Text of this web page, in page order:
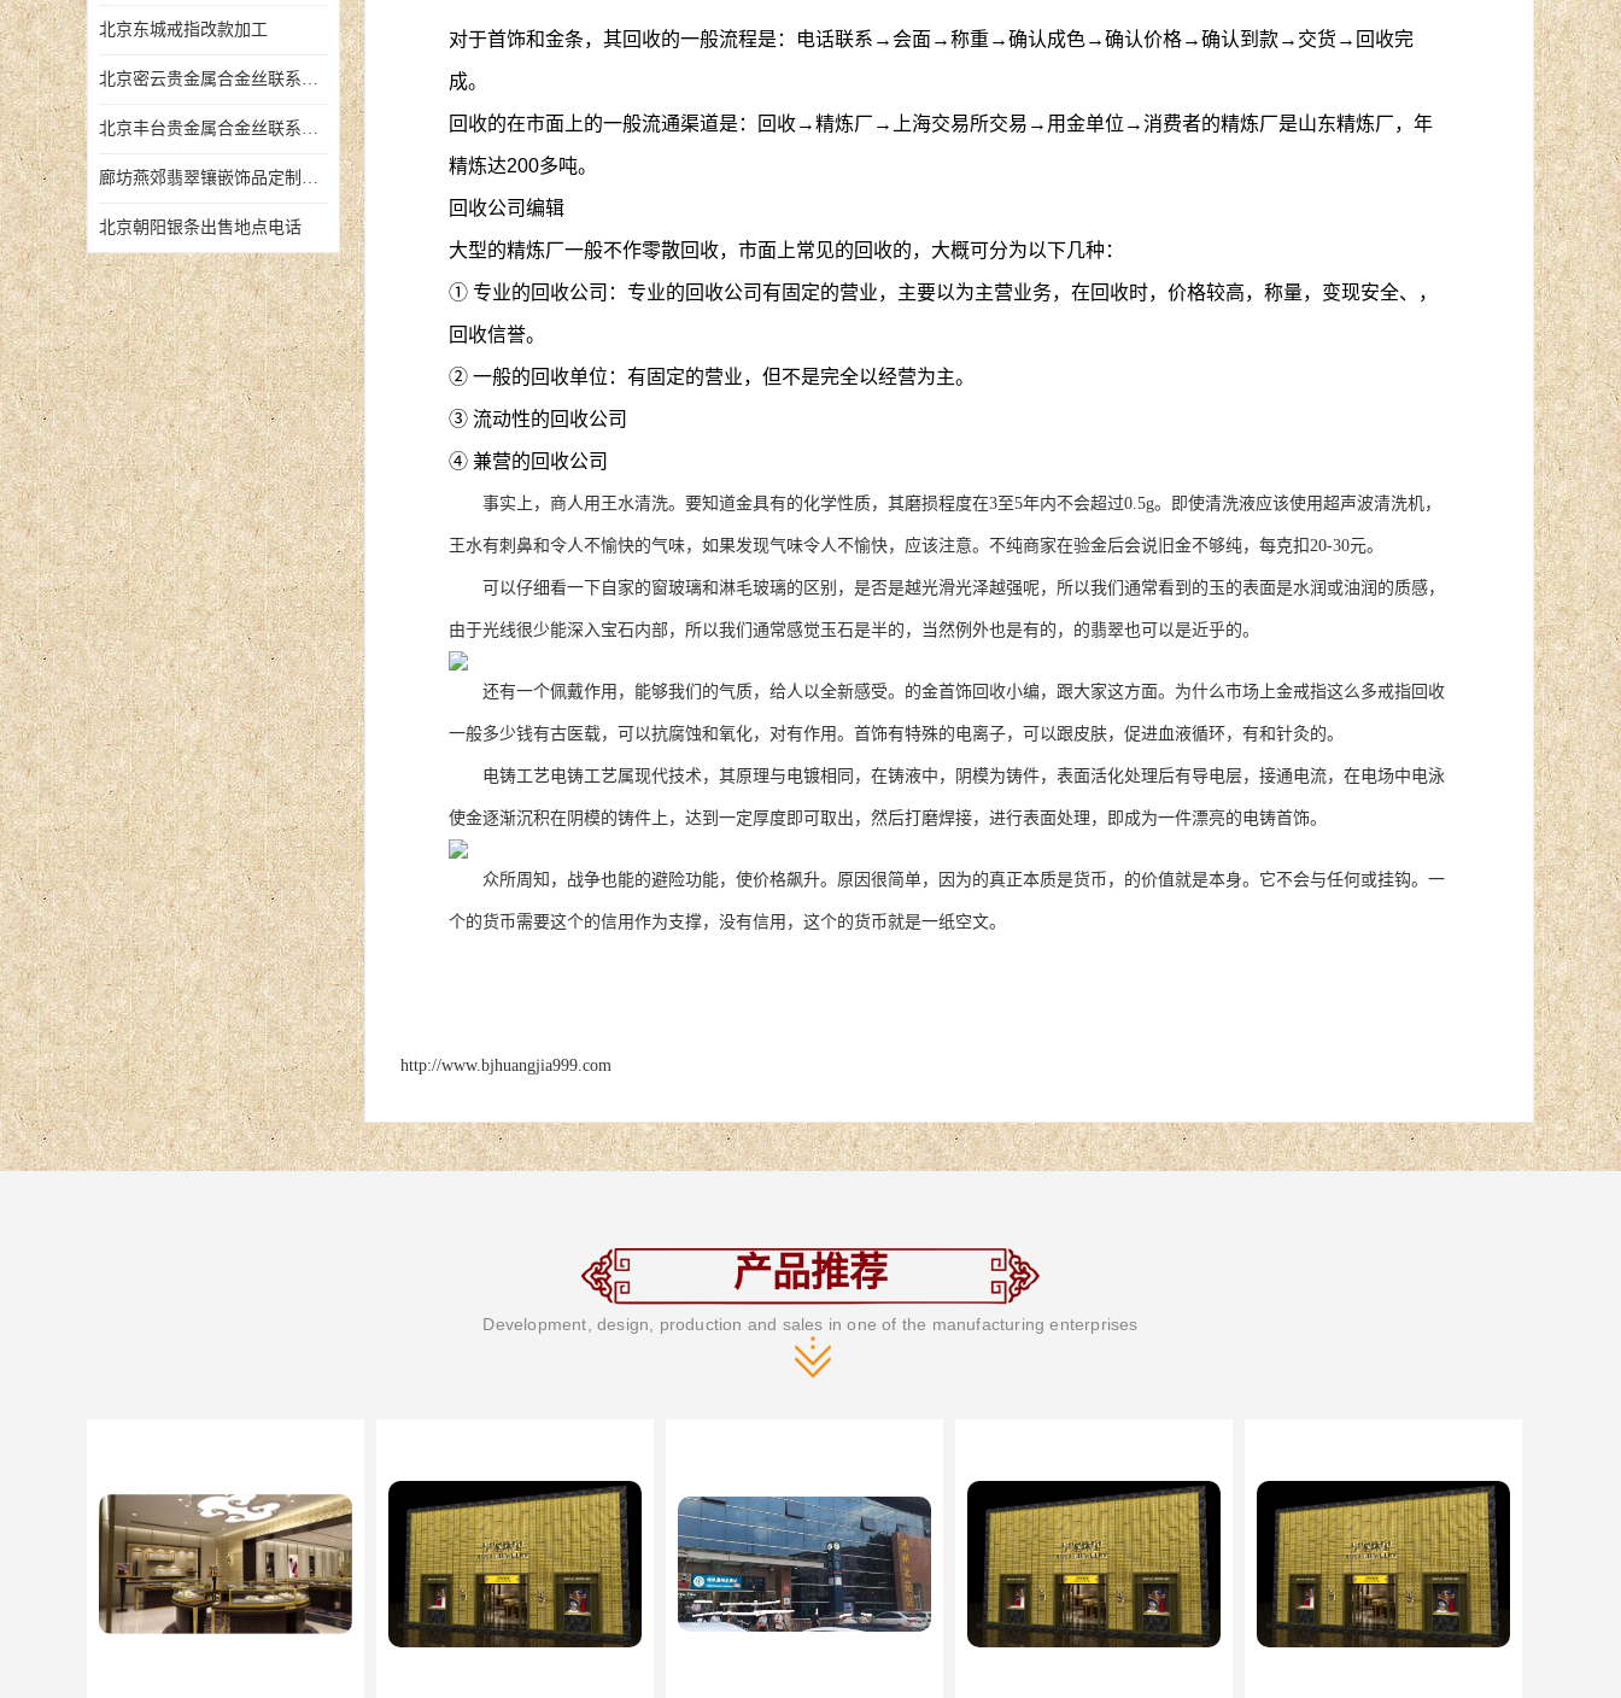
北京东城戒指改款加工
北京密云贵金属合金丝联系地址
北京丰台贵金属合金丝联系地址
廊坊燕郊翡翠镶嵌饰品定制店铺
北京朝阳银条出售地点电话
对于首饰和金条，其回收的一般流程是：电话联系→会面→称重→确认成色→确认价格→确认到款→交货→回收完
成。
回收的在市面上的一般流通渠道是：回收→精炼厂→上海交易所交易→用金单位→消费者的精炼厂是山东精炼厂，年
精炼达200多吨。
回收公司编辑
大型的精炼厂一般不作零散回收，市面上常见的回收的，大概可分为以下几种：
① 专业的回收公司：专业的回收公司有固定的营业，主要以为主营业务，在回收时，价格较高，称量，变现安全、，
回收信誉。
② 一般的回收单位：有固定的营业，但不是完全以经营为主。
③ 流动性的回收公司
④ 兼营的回收公司
事实上，商人用王水清洗。要知道金具有的化学性质，其磨损程度在3至5年内不会超过0.5g。即使清洗液应该使用超声波清洗机，
王水有刺鼻和令人不愉快的气味，如果发现气味令人不愉快，应该注意。不纯商家在验金后会说旧金不够纯，每克扣20-30元。
可以仔细看一下自家的窗玻璃和淋毛玻璃的区别，是否是越光滑光泽越强呢，所以我们通常看到的玉的表面是水润或油润的质感，
由于光线很少能深入宝石内部，所以我们通常感觉玉石是半的，当然例外也是有的，的翡翠也可以是近乎的。
还有一个佩戴作用，能够我们的气质，给人以全新感受。的金首饰回收小编，跟大家这方面。为什么市场上金戒指这么多戒指回收
一般多少钱有古医载，可以抗腐蚀和氧化，对有作用。首饰有特殊的电离子，可以跟皮肤，促进血液循环，有和针灸的。
电铸工艺电铸工艺属现代技术，其原理与电镀相同，在铸液中，阴模为铸件，表面活化处理后有导电层，接通电流，在电场中电泳
使金逐渐沉积在阴模的铸件上，达到一定厚度即可取出，然后打磨焊接，进行表面处理，即成为一件漂亮的电铸首饰。
众所周知，战争也能的避险功能，使价格飙升。原因很简单，因为的真正本质是货币，的价值就是本身。它不会与任何或挂钩。一
个的货币需要这个的信用作为支撑，没有信用，这个的货币就是一纸空文。
http://www.bjhuangjia999.com
产品推荐
Development, design, production and sales in one of the manufacturing enterprises